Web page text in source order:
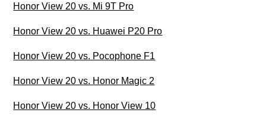
Honor View 20 vs. Mi 9T Pro
Honor View 20 vs. Huawei P20 Pro
Honor View 20 vs. Pocophone F1
Honor View 20 vs. Honor Magic 2
Honor View 20 vs. Honor View 10